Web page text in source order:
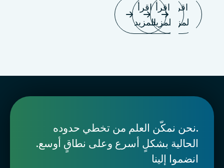
اقرأ
المزيد
اقرأ
المزيد
اقرأ
المزيد
.نحن نمكّن العلم من تخطي حدوده
الحالية بشكلٍ أسرع وعلى نطاقٍ أوسع.
انضموا إلينا